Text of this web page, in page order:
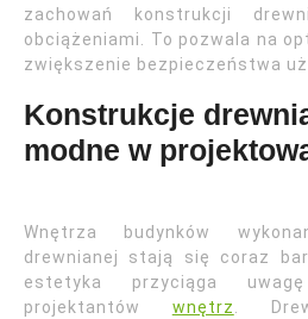
zachowań konstrukcji
obciążeniami. To pozwala na
zwiększenie bezpieczeństwa
Konstrukcje
modne w
Wnętrza budynków
drewnianej stają się coraz
estetyka przyciąga
projektantów wnętrz
.